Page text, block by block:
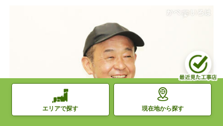
エリアで探す 現在地から探す